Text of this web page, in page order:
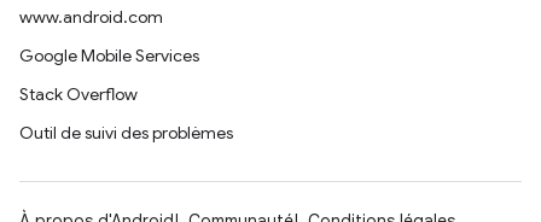
www.android.com
Google Mobile Services
Stack Overflow
Outil de suivi des problèmes